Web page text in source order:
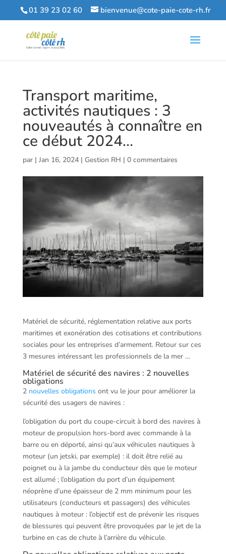
01 39 23 02 60 bienvenue@cote-paie-cote-rh.fr
Transport maritime,
activités nautiques : 3
nouveautés à connaître en
ce début 2024…
par | Jan 16, 2024| Gestion RH | 0 commentaires
Matériel de sécurité, réglementation relative aux ports
maritimes et exonération des cotisations et contributions
sociales pour les entreprises d’armement. Retour sur ces
3 mesures intéressant les professionnels de la mer …
Matériel de sécurité des navires : 2 nouvelles
obligations
2 nouvelles obligations ont vu le jour pour améliorer la
sécurité des usagers de navires :
l’obligation du port du coupe-circuit à bord des navires à
moteur de propulsion hors-bord avec commande à la
barre ou en déporté, ainsi qu’aux véhicules nautiques à
moteur (un jetski, par exemple) : il doit être relié au
poignet ou à la jambe du conducteur dès que le moteur
est allumé ; l’obligation du port d’un équipement
néoprène d’une épaisseur de 2 mm minimum pour les
utilisateurs (conducteurs et passagers) des véhicules
nautiques à moteur : l’objectif est de prévenir les risques
de blessures qui peuvent être provoquées par le jet de la
turbine en cas de chute à l’arrière du véhicule.